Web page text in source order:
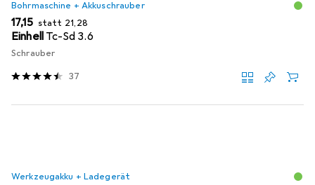
Bohrmaschine + Akkuschrauber
EUR
17,15 statt EUR
21,28
Einhell Tc-Sd 3.6
Schrauber
37
Werkzeugakku + Ladegerät